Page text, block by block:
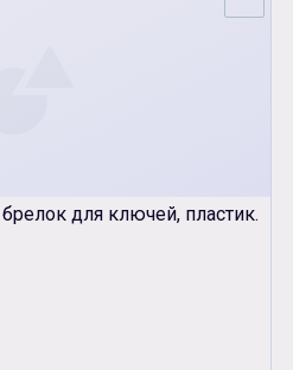
для ключей, пластик.